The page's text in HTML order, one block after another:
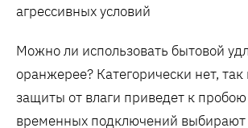
Можно ли использовать бытовой
оранжерее? Категорически нет, так
защиты от влаги приведет к
временных подключений выбирают